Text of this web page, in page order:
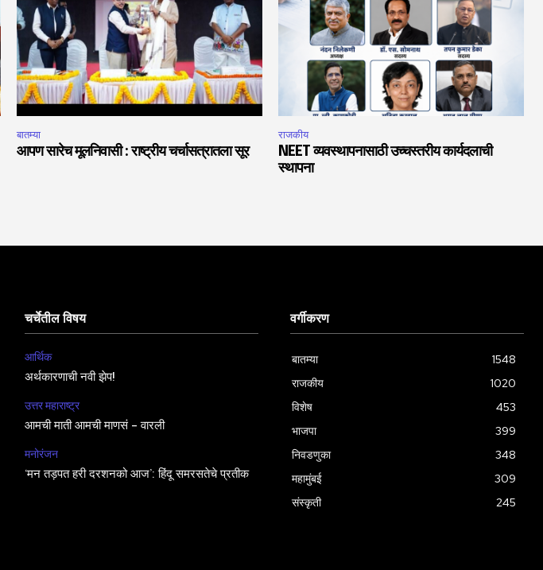
बातम्या
आपण सारेच मूलनिवासी : राष्ट्रीय चर्चासत्रातला सूर
राजकीय
NEET व्यवस्थापनासाठी उच्चस्तरीय कार्यदलाची
स्थापना
चर्चेतील विषय
आर्थिक
अर्थकारणाची नवी झेप!
उत्तर महाराष्ट्र
आमची माती आमची माणसं – वारली
मनोरंजन
‘मन तड़पत हरी दरशनको आज’: हिंदू समरसतेचे प्रतीक
वर्गीकरण
बातम्या
1548
राजकीय
1020
विशेष
453
भाजपा
399
निवडणुका
348
महामुंबई
309
संस्कृती
245